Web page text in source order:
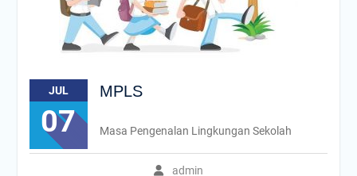
JUL
07
MPLS
admin
Masa Pengenalan Lingkungan Sekolah